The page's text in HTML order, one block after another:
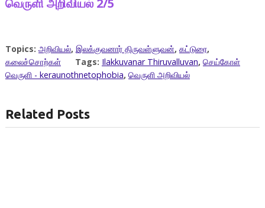
Topics: அறிவியல், இலக்குவனார் திருவள்ளுவன், கட்டுரை,
கலைச்சொற்கள்
Tags: Ilakkuvanar Thiruvalluvan, செய்கோள்
வெருளி - keraunothnetophobia, வெருளி அறிவியல்
Related Posts